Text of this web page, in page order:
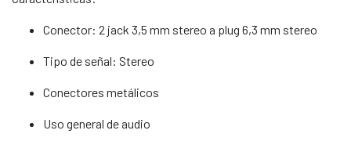
Conector: 2 jack 3,5 mm stereo a plug 6,3 mm stereo
Tipo de señal: Stereo
Conectores metálicos
Uso general de audio